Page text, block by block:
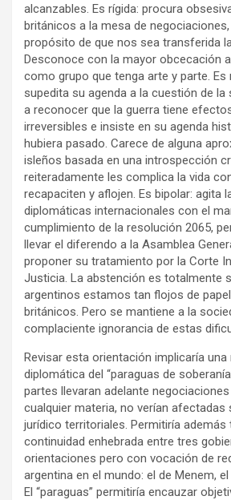
alcanzables. Es rígida: procura
británicos a la mesa de
propósito de que nos sea transferida
Desconoce con la mayor obcecación
como grupo que tenga arte y parte.
supedita su agenda a la cuestión de la
a reconocer que la guerra tiene
irreversibles e insiste en su agenda
hubiera pasado. Carece de alguna
isleños basada en una introspección
reiteradamente les complica la vida
recapaciten y aflojen. Es bipolar: agita
diplomáticas internacionales con el
cumplimiento de la resolución 2065,
llevar el diferendo a la Asamblea
proponer su tratamiento por la Corte
Justicia. La abstención es totalmente
argentinos estamos tan flojos de
británicos. Pero se mantiene a la
complaciente ignorancia de estas
Revisar esta orientación implicaría una
diplomática del “paraguas de
partes llevaran adelante
cualquier materia, no verían afectadas
jurídico territoriales. Permitiría además
continuidad enhebrada entre tres
orientaciones pero con vocación de
argentina en el mundo: el de Menem,
El “paraguas” permitiría encauzar